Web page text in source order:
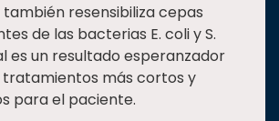
resensibiliza cepas
de las bacterias E. coli y S.
es un resultado esperanzador
más cortos y
para el paciente.